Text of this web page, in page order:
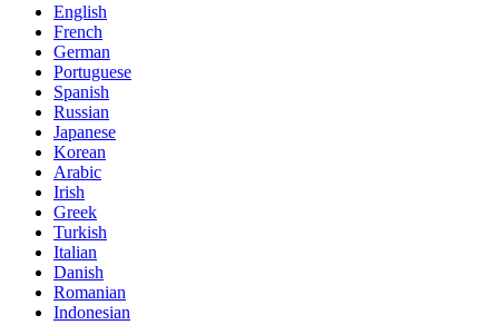
English
French
German
Portuguese
Spanish
Russian
Japanese
Korean
Arabic
Irish
Greek
Turkish
Italian
Danish
Romanian
Indonesian